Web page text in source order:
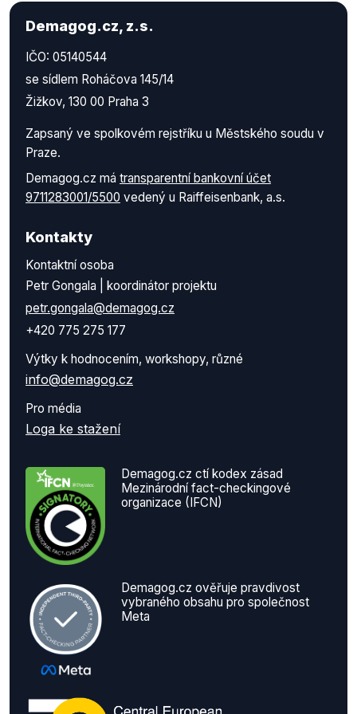
Demagog.cz, z.s.
IČO: 05140544
se sídlem Roháčova 145/14
Žižkov, 130 00 Praha 3
Zapsaný ve spolkovém rejstříku u Městského soudu v
Praze.
Demagog.cz má transparentní bankovní účet
9711283001/5500 vedený u Raiffeisenbank, a.s.
Kontakty
Kontaktní osoba
Petr Gongala | koordinátor projektu
petr.gongala@demagog.cz
+420 775 275 177
Výtky k hodnocením, workshopy, různé
info@demagog.cz
Pro média
Loga ke stažení
Demagog.cz ctí kodex zásad
Mezinárodní fact-checkingové
organizace (IFCN)
Demagog.cz ověřuje pravdivost
vybraného obsahu pro společnost
Meta